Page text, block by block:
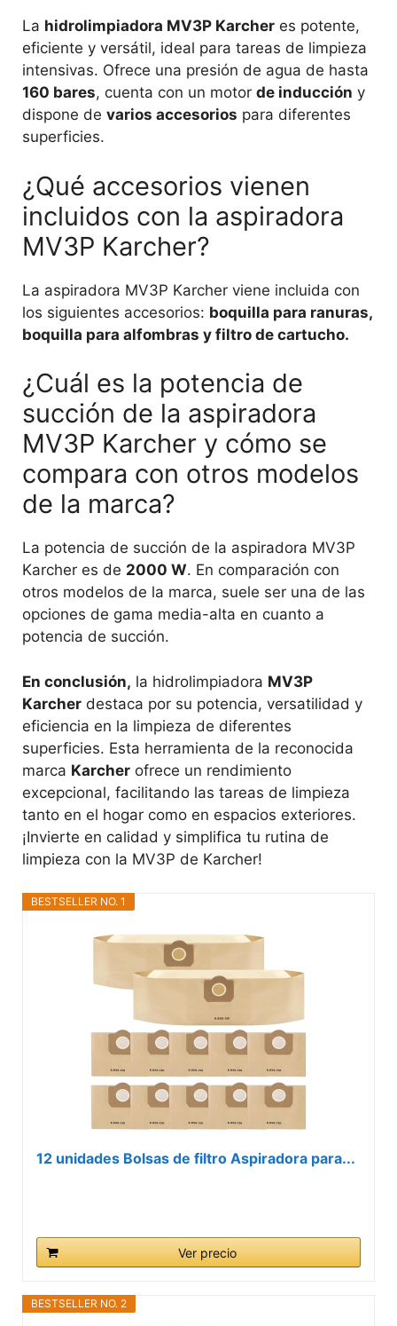
La hidrolimpiadora MV3P Karcher es potente,
eficiente y versátil, ideal para tareas de limpieza
intensivas. Ofrece una presión de agua de hasta
160 bares, cuenta con un motor de inducción y
dispone de varios accesorios para diferentes
superficies.
¿Qué accesorios vienen
incluidos con la aspiradora
MV3P Karcher?
La aspiradora MV3P Karcher viene incluida con
los siguientes accesorios: boquilla para ranuras,
boquilla para alfombras y filtro de cartucho.
¿Cuál es la potencia de
succión de la aspiradora
MV3P Karcher y cómo se
compara con otros modelos
de la marca?
La potencia de succión de la aspiradora MV3P
Karcher es de 2000 W. En comparación con
otros modelos de la marca, suele ser una de las
opciones de gama media-alta en cuanto a
potencia de succión.
En conclusión, la hidrolimpiadora MV3P
Karcher destaca por su potencia, versatilidad y
eficiencia en la limpieza de diferentes
superficies. Esta herramienta de la reconocida
marca Karcher ofrece un rendimiento
excepcional, facilitando las tareas de limpieza
tanto en el hogar como en espacios exteriores.
¡Invierte en calidad y simplifica tu rutina de
limpieza con la MV3P de Karcher!
BESTSELLER NO. 1
12 unidades Bolsas de filtro Aspiradora para...
Ver precio
BESTSELLER NO. 2